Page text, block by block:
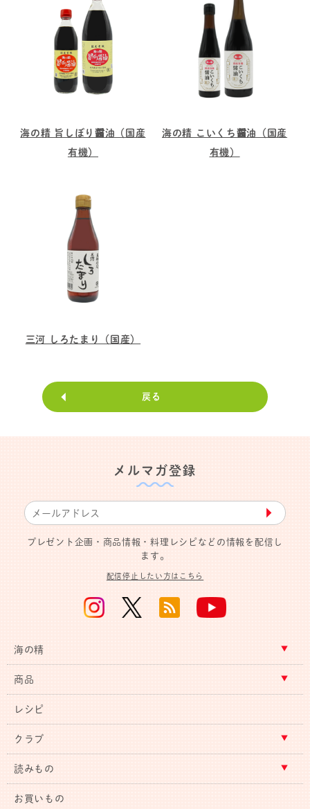
海の精 旨しぼり醤油（国産
有機）
海の精 こいくち醤油（国産
有機）
三河 しろたまり（国産）
戻る
メルマガ登録
▶︎
プレゼント企画・商品情報・料理レシピなどの情報を配信し
ます。
配信停止したい方はこちら
海の精
商品
レシピ
クラブ
読みもの
お買いもの